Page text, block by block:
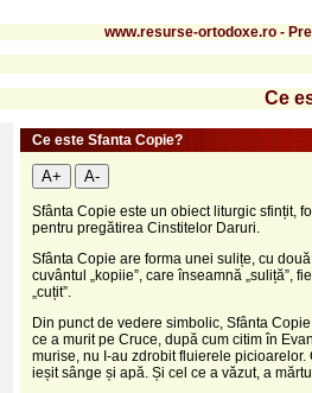
www.resurse-ortodoxe.ro -
Ce
Ce este Sfanta Copie?
A+ A-
Sfânta Copie este un obiect liturgic sfințit,
pentru pregătirea Cinstitelor Daruri.
Sfânta Copie are forma unei sulițe, cu
cuvântul „kopiie”, care înseamnă „suliță”,
„cuțit”.
Din punct de vedere simbolic, Sfânta
ce a murit pe Cruce, după cum citim în
murise, nu I-au zdrobit fluierele
ieșit sânge și apă. Și cel ce a văzut, a